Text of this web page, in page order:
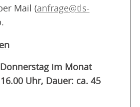
Mail (anfrage@tls-
Donnerstag im Monat
Uhr, Dauer: ca. 45